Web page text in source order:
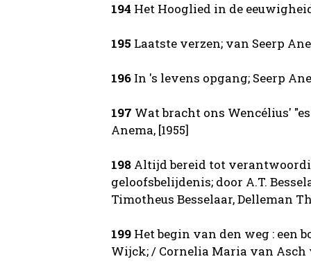
194 Het Hooglied in de
195 Laatste verzen; van Seerp
196 In 's levens opgang; Seerp
197 Wat bracht ons Wencélius'
Anema, [1955]
198 Altijd bereid tot
geloofsbelijdenis; door A.T.
Timotheus Besselaar, Delleman
199 Het begin van den weg : een
Wijck; / Cornelia Maria van Asch